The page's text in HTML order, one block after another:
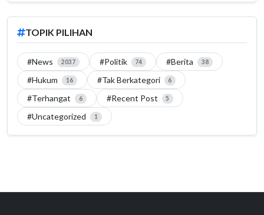
TOPIK PILIHAN
#News 2037 #Politik 74 #Berita 38
#Hukum 16 #Tak Berkategori 6
#Terhangat 6 #Recent Post 5
#Uncategorized 1